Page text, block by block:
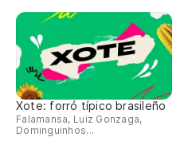
Xote: forró típico brasileño
Falamansa, Luiz Gonzaga,
Dominguinhos...